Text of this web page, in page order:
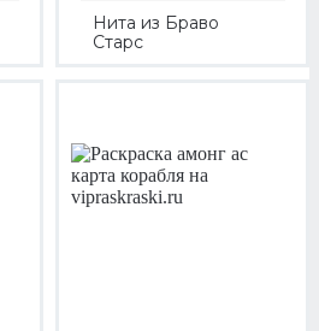
Нита из Браво
Старс